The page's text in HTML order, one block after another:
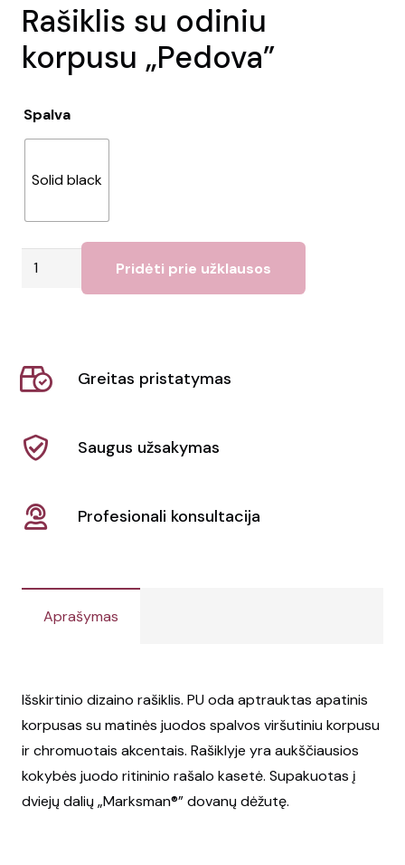
Rašiklis su odiniu
korpusu „Pedova”
Spalva
Solid black
produkto
korpusu
Pridėti prie užklausos
Greitas pristatymas
Saugus užsakymas
Profesionali konsultacija
Aprašymas
Išskirtinio dizaino rašiklis. PU oda aptrauktas apatinis
korpusas su matinės juodos spalvos viršutiniu korpusu
ir chromuotais akcentais. Rašiklyje yra aukščiausios
kokybės juodo ritininio rašalo kasetė. Supakuotas į
dviejų dalių „Marksman®” dovanų dėžutę.